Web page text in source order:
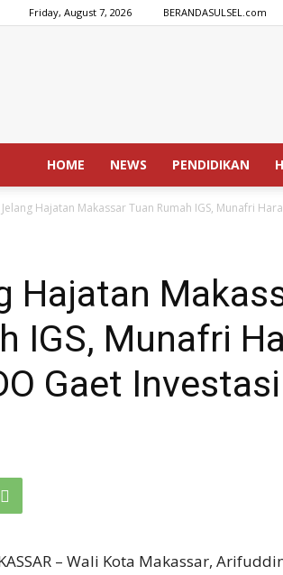
Friday, August 7, 2026 BERANDASULSEL.com
HOME NEWS PENDIDIKAN
Jelang Hajatan Makassar Tuan Rumah IGS, Munafri
Hajatan
IGS, Munafri
Gaet Investasi
– Wali Kota Makassar,